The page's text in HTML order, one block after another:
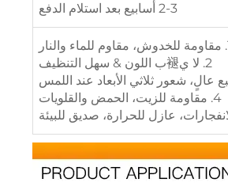
2-3 أسابيع بعد استلام الدفع
والنار
2. لا ي褪ب اللون & سهل التنظيف
4. مقاومة للزيت، الحمض والقلويات